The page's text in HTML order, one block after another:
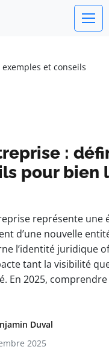
et conseils
:
pour bien
représente une
d’une nouvelle
l’identité juridique
tant la visibilité
En 2025, comprendre
Duval
2025